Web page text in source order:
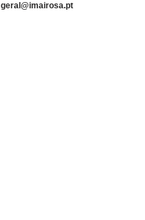
geral@imairosa.pt